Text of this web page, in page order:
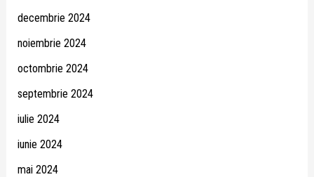
decembrie 2024
noiembrie 2024
octombrie 2024
septembrie 2024
iulie 2024
iunie 2024
mai 2024